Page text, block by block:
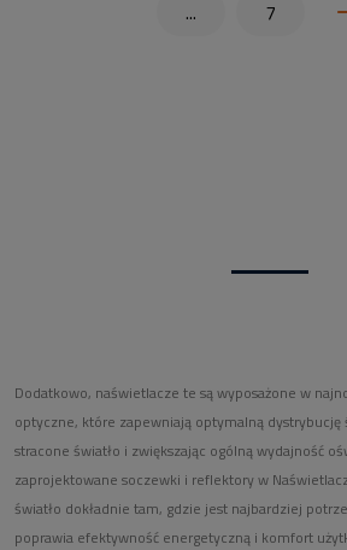
...
7
Dodatkowo, naświetlacze te są wyposażone w
optyczne, które zapewniają optymalną dystrybucję
stracone światło i zwiększając ogólną wydajność
zaprojektowane soczewki i reflektory w
światło dokładnie tam, gdzie jest najbardziej
poprawia efektywność energetyczną i komfort